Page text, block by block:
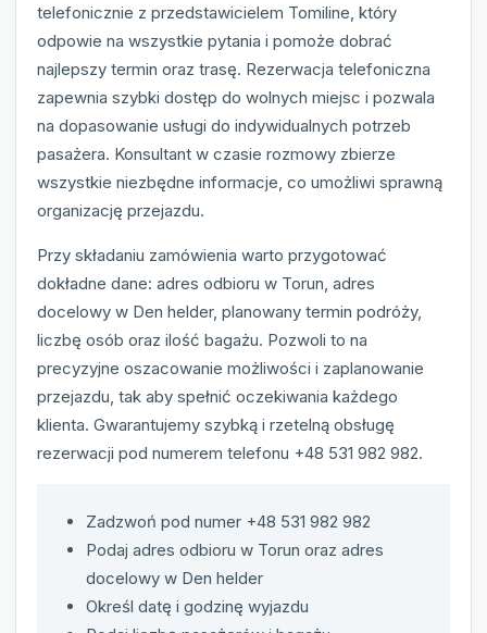
telefonicznie z przedstawicielem Tomiline, który
odpowie na wszystkie pytania i pomoże dobrać
najlepszy termin oraz trasę. Rezerwacja telefoniczna
zapewnia szybki dostęp do wolnych miejsc i pozwala
na dopasowanie usługi do indywidualnych potrzeb
pasażera. Konsultant w czasie rozmowy zbierze
wszystkie niezbędne informacje, co umożliwi sprawną
organizację przejazdu.
Przy składaniu zamówienia warto przygotować
dokładne dane: adres odbioru w Torun, adres
docelowy w Den helder, planowany termin podróży,
liczbę osób oraz ilość bagażu. Pozwoli to na
precyzyjne oszacowanie możliwości i zaplanowanie
przejazdu, tak aby spełnić oczekiwania każdego
klienta. Gwarantujemy szybką i rzetelną obsługę
rezerwacji pod numerem telefonu +48 531 982 982.
Zadzwoń pod numer +48 531 982 982
Podaj adres odbioru w Torun oraz adres
docelowy w Den helder
Określ datę i godzinę wyjazdu